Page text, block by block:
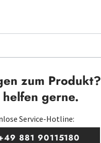
zum Produkt?
gerne.
Service-Hotline:
881 90115180